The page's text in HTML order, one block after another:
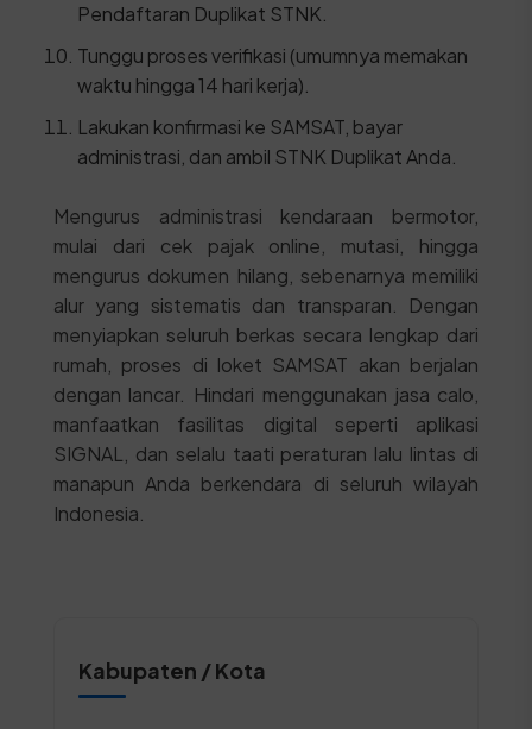
Pendaftaran Duplikat STNK.
Tunggu proses verifikasi (umumnya memakan
waktu hingga 14 hari kerja).
Lakukan konfirmasi ke SAMSAT, bayar
administrasi, dan ambil STNK Duplikat Anda.
Mengurus administrasi kendaraan bermotor,
mulai dari cek pajak online, mutasi, hingga
mengurus dokumen hilang, sebenarnya memiliki
alur yang sistematis dan transparan. Dengan
menyiapkan seluruh berkas secara lengkap dari
rumah, proses di loket SAMSAT akan berjalan
dengan lancar. Hindari menggunakan jasa calo,
manfaatkan fasilitas digital seperti aplikasi
SIGNAL, dan selalu taati peraturan lalu lintas di
manapun Anda berkendara di seluruh wilayah
Indonesia.
Kabupaten / Kota